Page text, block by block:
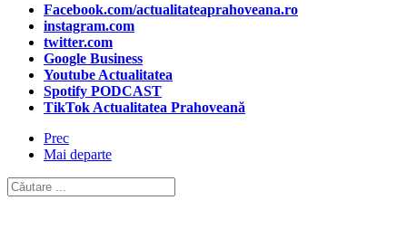
Facebook.com/actualitateaprahoveana.ro
instagram.com
twitter.com
Google Business
Youtube Actualitatea
Spotify PODCAST
TikTok Actualitatea Prahoveană
Prec
Mai departe